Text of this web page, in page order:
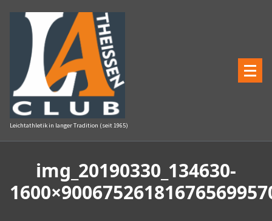
Inhalt
springen
Leichtathletik in langer Tradition (seit 1965)
img_20190330_134630-